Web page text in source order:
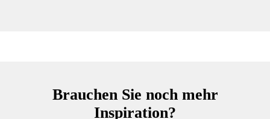
Brauchen Sie noch mehr
Inspiration?